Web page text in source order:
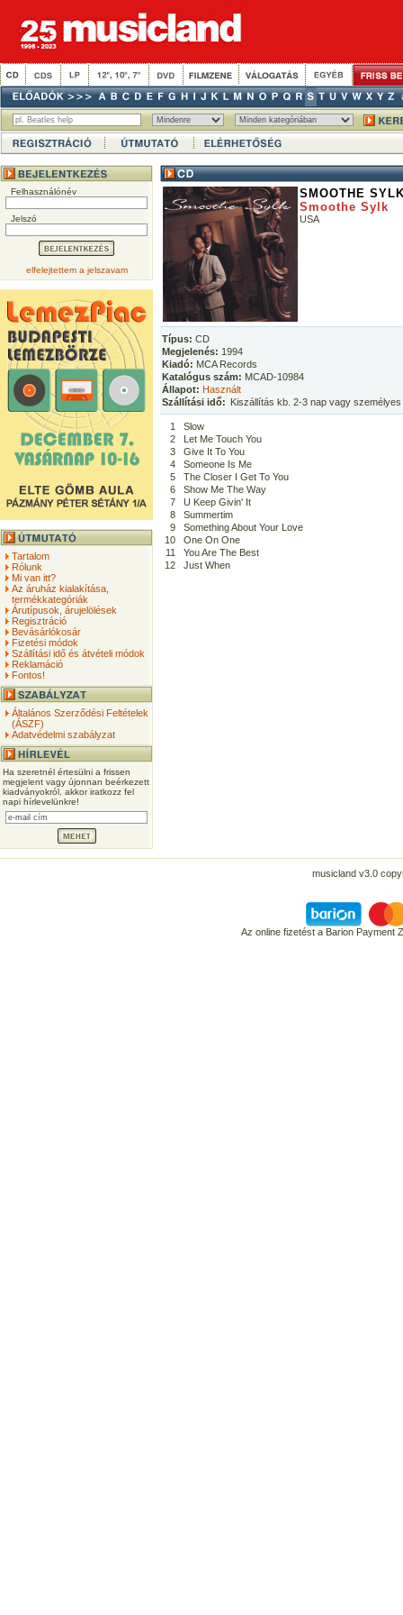
Felhasználónév
Jelszó
elfelejtettem a jelszavam
Tartalom
Rólunk
Mi van itt?
Az áruház kialakítása,
termékkategóriák
Árutípusok, árujelölések
Regisztráció
Bevásárlókosár
Fizetési módok
Szállítási idő és átvételi módok
Reklamáció
Fontos!
Általános Szerződési Feltételek
(ÁSZF)
Adatvédelmi szabályzat
Ha szeretnél értesülni a frissen
megjelent vagy újonnan beérkezett
kiadványokról, akkor iratkozz fel
napi hírlevelünkre!
SMOOTHE
Smoothe Sylk
USA
Típus: CD
Megjelenés: 1994
Kiadó: MCA Records
Katalógus szám: MCAD-10984
Állapot: Használt
Szállítási idő: Kiszállítás kb. 2-3 nap vagy
1
Slow
2
Let Me Touch You
3
Give It To You
4
Someone Is Me
5
The Closer I Get To You
6
Show Me The Way
7
U Keep Givin' It
8
Summertim
9
Something About Your Love
10
One On One
11
You Are The Best
12
Just When
musicland v3.0
Az online fizetést a Barion Payment